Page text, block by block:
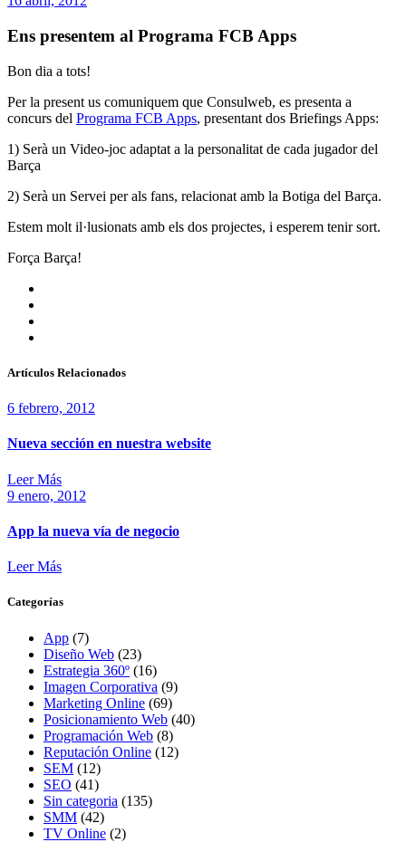
Ens presentem al Programa FCB Apps
Bon dia a tots!
Per la present us comuniquem que Consulweb, es presenta a
concurs del Programa FCB Apps, presentant dos Briefings Apps:
1) Serà un Video-joc adaptat a la personalitat de cada jugador del
Barça
2) Serà un Servei per als fans, relacionat amb la Botiga del Barça.
Estem molt il·lusionats amb els dos projectes, i esperem tenir sort.
Força Barça!
Artículos Relacionados
6 febrero, 2012
Nueva sección en nuestra website
Leer Más
9 enero, 2012
App la nueva vía de negocio
Leer Más
Categorías
App (7)
Diseño Web (23)
Estrategia 360º (16)
Imagen Corporativa (9)
Marketing Online (69)
Posicionamiento Web (40)
Programación Web (8)
Reputación Online (12)
SEM (12)
SEO (41)
Sin categoria (135)
SMM (42)
TV Online (2)